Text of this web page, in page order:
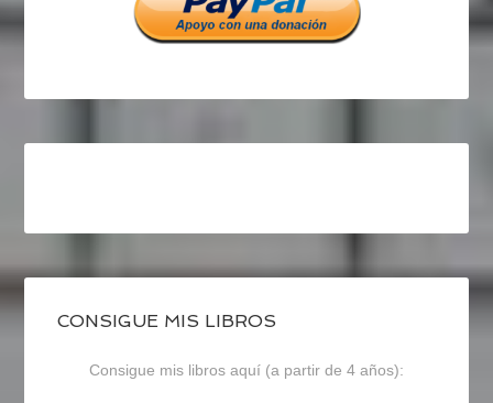
CONSIGUE MIS LIBROS
Consigue mis libros aquí (a partir de 4 años):